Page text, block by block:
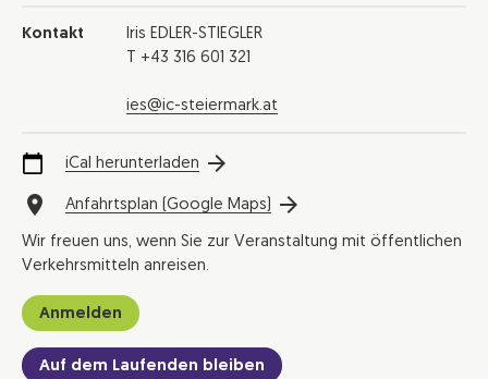
Kontakt
Iris EDLER-STIEGLER
T +43 316 601 321
ies@ic-steiermark.at
iCal herunterladen
Anfahrtsplan (Google Maps)
Wir freuen uns, wenn Sie zur Veranstaltung mit öffentlichen
Verkehrsmitteln anreisen.
Anmelden
Auf dem Laufenden bleiben